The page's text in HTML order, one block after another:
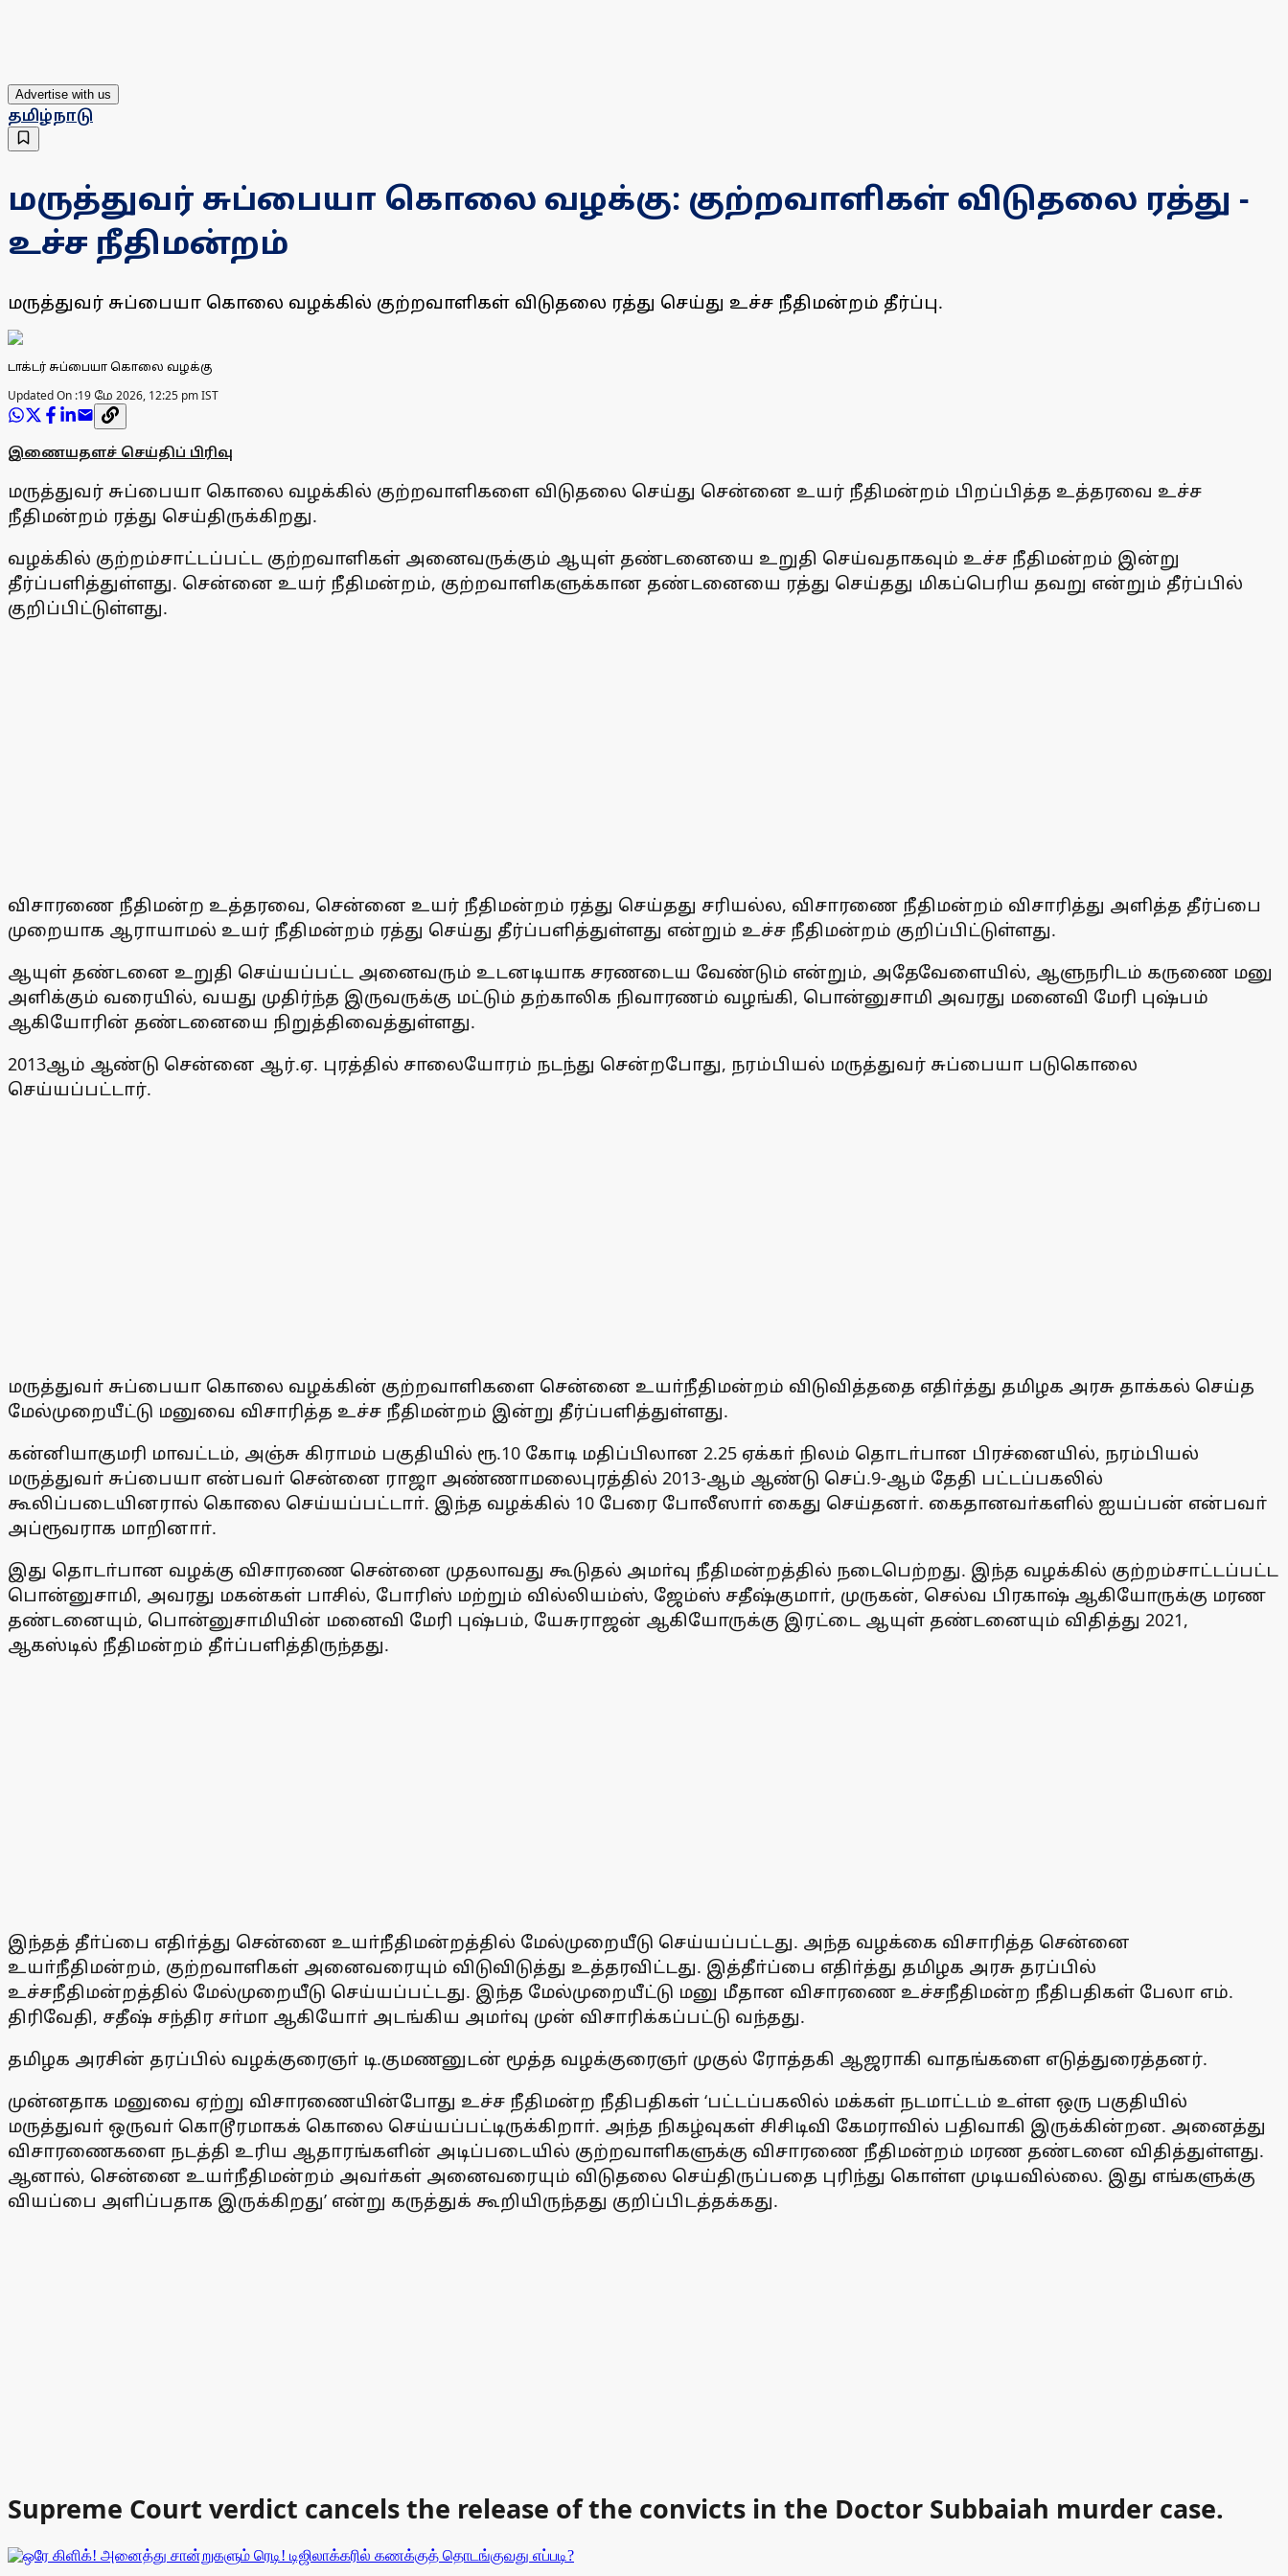
Advertise with us
தமிழ்நாடு
மருத்துவர் சுப்பையா கொலை வழக்கு: குற்றவாளிகள் விடுதலை ரத்து -
உச்ச நீதிமன்றம்
மருத்துவர் சுப்பையா கொலை வழக்கில் குற்றவாளிகள் விடுதலை ரத்து செய்து உச்ச நீதிமன்றம் தீர்ப்பு.
டாக்டர் சுப்பையா கொலை வழக்கு
Updated On :19 மே 2026, 12:25 pm IST
இணையதளச் செய்திப் பிரிவு
மருத்துவர் சுப்பையா கொலை வழக்கில் குற்றவாளிகளை விடுதலை செய்து சென்னை உயர் நீதிமன்றம் பிறப்பித்த உத்தரவை உச்ச
நீதிமன்றம் ரத்து செய்திருக்கிறது.
வழக்கில் குற்றம்சாட்டப்பட்ட குற்றவாளிகள் அனைவருக்கும் ஆயுள் தண்டனையை உறுதி செய்வதாகவும் உச்ச நீதிமன்றம் இன்று
தீர்ப்பளித்துள்ளது. சென்னை உயர் நீதிமன்றம், குற்றவாளிகளுக்கான தண்டனையை ரத்து செய்தது மிகப்பெரிய தவறு என்றும் தீர்ப்பில்
குறிப்பிட்டுள்ளது.
விசாரணை நீதிமன்ற உத்தரவை, சென்னை உயர் நீதிமன்றம் ரத்து செய்தது சரியல்ல, விசாரணை நீதிமன்றம் விசாரித்து அளித்த தீர்ப்பை
முறையாக ஆராயாமல் உயர் நீதிமன்றம் ரத்து செய்து தீர்ப்பளித்துள்ளது என்றும் உச்ச நீதிமன்றம் குறிப்பிட்டுள்ளது.
ஆயுள் தண்டனை உறுதி செய்யப்பட்ட அனைவரும் உடனடியாக சரணடைய வேண்டும் என்றும், அதேவேளையில், ஆளுநரிடம் கருணை மனு
அளிக்கும் வரையில், வயது முதிர்ந்த இருவருக்கு மட்டும் தற்காலிக நிவாரணம் வழங்கி, பொன்னுசாமி அவரது மனைவி மேரி புஷ்பம்
ஆகியோரின் தண்டனையை நிறுத்திவைத்துள்ளது.
2013ஆம் ஆண்டு சென்னை ஆர்.ஏ. புரத்தில் சாலையோரம் நடந்து சென்றபோது, நரம்பியல் மருத்துவர் சுப்பையா படுகொலை
செய்யப்பட்டார்.
மருத்துவா் சுப்பையா கொலை வழக்கின் குற்றவாளிகளை சென்னை உயா்நீதிமன்றம் விடுவித்ததை எதிா்த்து தமிழக அரசு தாக்கல் செய்த
மேல்முறையீட்டு மனுவை விசாரித்த உச்ச நீதிமன்றம் இன்று தீர்ப்பளித்துள்ளது.
கன்னியாகுமரி மாவட்டம், அஞ்சு கிராமம் பகுதியில் ரூ.10 கோடி மதிப்பிலான 2.25 ஏக்கா் நிலம் தொடா்பான பிரச்னையில், நரம்பியல்
மருத்துவா் சுப்பையா என்பவா் சென்னை ராஜா அண்ணாமலைபுரத்தில் 2013-ஆம் ஆண்டு செப்.9-ஆம் தேதி பட்டப்பகலில்
கூலிப்படையினரால் கொலை செய்யப்பட்டாா். இந்த வழக்கில் 10 பேரை போலீஸாா் கைது செய்தனா். கைதானவா்களில் ஐயப்பன் என்பவா்
அப்ரூவராக மாறினாா்.
இது தொடா்பான வழக்கு விசாரணை சென்னை முதலாவது கூடுதல் அமா்வு நீதிமன்றத்தில் நடைபெற்றது. இந்த வழக்கில் குற்றம்சாட்டப்பட்ட
பொன்னுசாமி, அவரது மகன்கள் பாசில், போரிஸ் மற்றும் வில்லியம்ஸ், ஜேம்ஸ் சதீஷ்குமாா், முருகன், செல்வ பிரகாஷ் ஆகியோருக்கு மரண
தண்டனையும், பொன்னுசாமியின் மனைவி மேரி புஷ்பம், யேசுராஜன் ஆகியோருக்கு இரட்டை ஆயுள் தண்டனையும் விதித்து 2021,
ஆகஸ்டில் நீதிமன்றம் தீா்ப்பளித்திருந்தது.
இந்தத் தீா்ப்பை எதிா்த்து சென்னை உயா்நீதிமன்றத்தில் மேல்முறையீடு செய்யப்பட்டது. அந்த வழக்கை விசாரித்த சென்னை
உயா்நீதிமன்றம், குற்றவாளிகள் அனைவரையும் விடுவிடுத்து உத்தரவிட்டது. இத்தீா்ப்பை எதிா்த்து தமிழக அரசு தரப்பில்
உச்சநீதிமன்றத்தில் மேல்முறையீடு செய்யப்பட்டது. இந்த மேல்முறையீட்டு மனு மீதான விசாரணை உச்சநீதிமன்ற நீதிபதிகள் பேலா எம்.
திரிவேதி, சதீஷ் சந்திர சா்மா ஆகியோா் அடங்கிய அமா்வு முன் விசாரிக்கப்பட்டு வந்தது.
தமிழக அரசின் தரப்பில் வழக்குரைஞா் டி.குமணனுடன் மூத்த வழக்குரைஞா் முகுல் ரோத்தகி ஆஜராகி வாதங்களை எடுத்துரைத்தனர்.
முன்னதாக மனுவை ஏற்று விசாரணையின்போது உச்ச நீதிமன்ற நீதிபதிகள் ‘பட்டப்பகலில் மக்கள் நடமாட்டம் உள்ள ஒரு பகுதியில்
மருத்துவா் ஒருவா் கொடூரமாகக் கொலை செய்யப்பட்டிருக்கிறாா். அந்த நிகழ்வுகள் சிசிடிவி கேமராவில் பதிவாகி இருக்கின்றன. அனைத்து
விசாரணைகளை நடத்தி உரிய ஆதாரங்களின் அடிப்படையில் குற்றவாளிகளுக்கு விசாரணை நீதிமன்றம் மரண தண்டனை விதித்துள்ளது.
ஆனால், சென்னை உயா்நீதிமன்றம் அவா்கள் அனைவரையும் விடுதலை செய்திருப்பதை புரிந்து கொள்ள முடியவில்லை. இது எங்களுக்கு
வியப்பை அளிப்பதாக இருக்கிறது’ என்று கருத்துக் கூறியிருந்தது குறிப்பிடத்தக்கது.
Supreme Court verdict cancels the release of the convicts in the Doctor Subbaiah murder case.